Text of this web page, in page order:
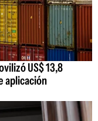
US$ 13,8
aplicación